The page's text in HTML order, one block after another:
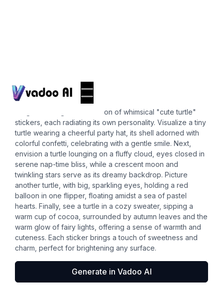
cute turtle
Imagine a delightful collection of whimsical "cute turtle"
stickers, each radiating its own personality. Visualize a tiny
turtle wearing a cheerful party hat, its shell adorned with
colorful confetti, celebrating with a gentle smile. Next,
envision a turtle lounging on a fluffy cloud, eyes closed in
serene nap-time bliss, while a crescent moon and
twinkling stars serve as its dreamy backdrop. Picture
another turtle, with big, sparkling eyes, holding a red
balloon in one flipper, floating amidst a sea of pastel
hearts. Finally, see a turtle in a cozy sweater, sipping a
warm cup of cocoa, surrounded by autumn leaves and the
warm glow of fairy lights, offering a sense of warmth and
cuteness. Each sticker brings a touch of sweetness and
charm, perfect for brightening any surface.
Generate in Vadoo AI